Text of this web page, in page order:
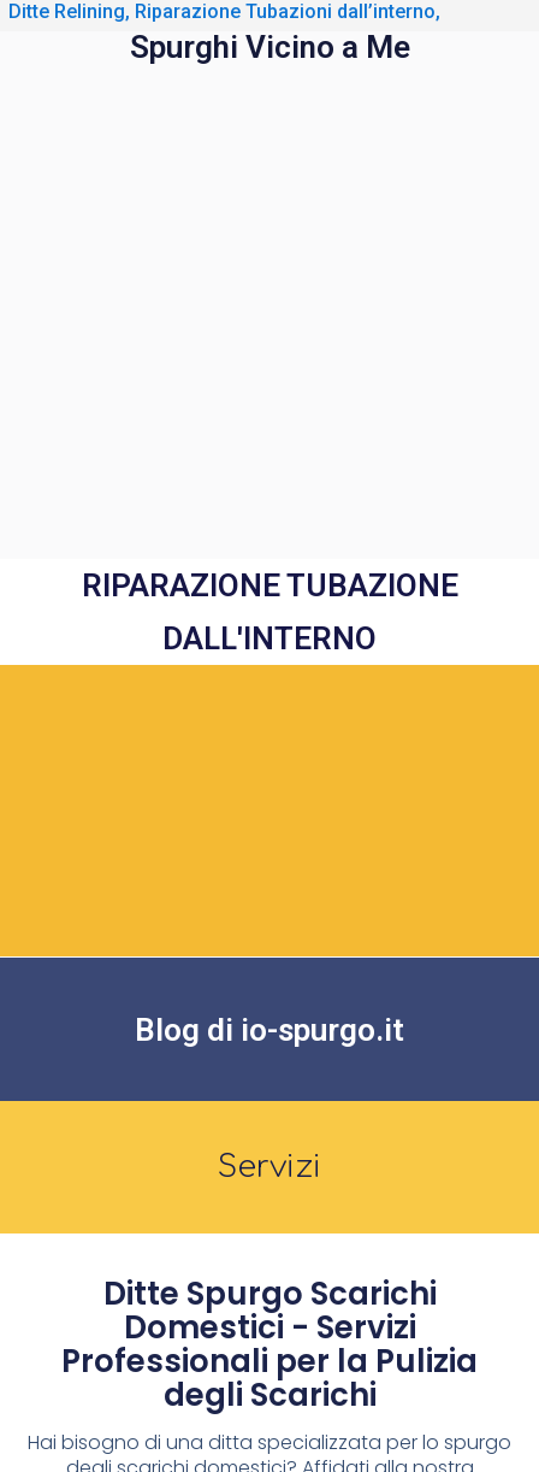
Ditte Relining, Riparazione Tubazioni dall’interno,
Spurghi Vicino a Me
RIPARAZIONE TUBAZIONE
DALL'INTERNO
Blog di io-spurgo.it
Servizi
Ditte Spurgo Scarichi
Domestici - Servizi
Professionali per la Pulizia
degli Scarichi
Hai bisogno di una ditta specializzata per lo spurgo